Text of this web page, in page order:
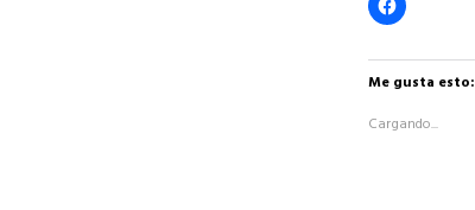
clic
en
Facebook
(Se
en
Me gusta esto:
Cargando...